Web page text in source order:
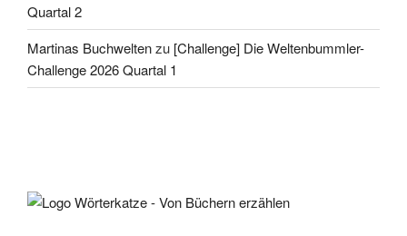
Quartal 2
Martinas Buchweltenzu [Challenge] Die Weltenbummler-
Challenge 2026 Quartal 1